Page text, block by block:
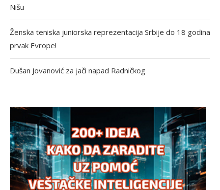
Nišu
Ženska teniska juniorska reprezentacija Srbije do 18 godina
prvak Evrope!
Dušan Jovanović za jači napad Radničkog